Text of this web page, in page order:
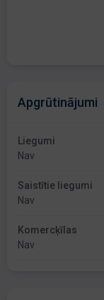
Apgrūtinājumi
Liegumi
Nav
Saistītie liegumi
Nav
Komercķīlas
Nav